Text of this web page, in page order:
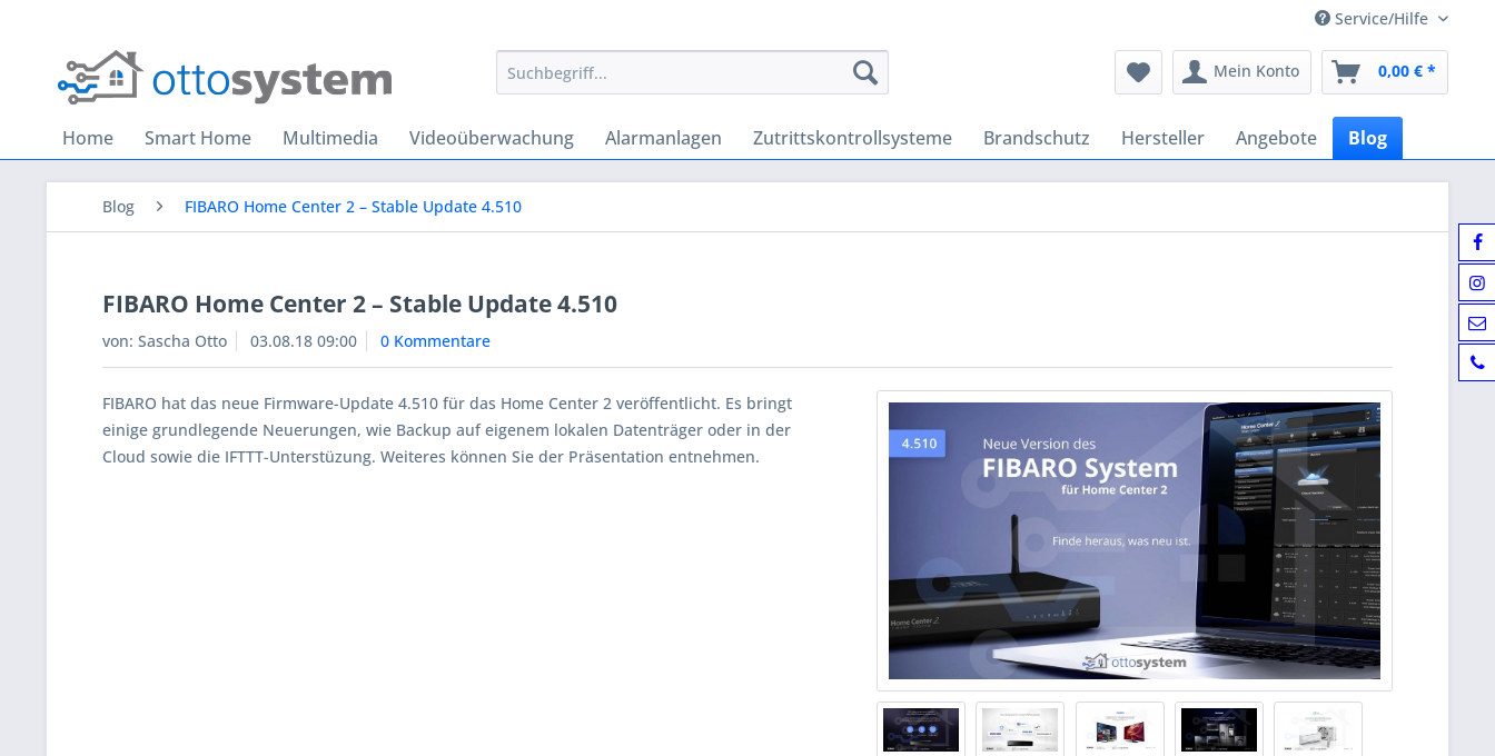
Service/Hilfe
Mein Konto 0,00 € *
Home Smart Home Multimedia Videoüberwachung Alarmanlagen Zutrittskontrollsysteme Brandschutz Hersteller Angebote Blog
Blog FIBARO Home Center 2 – Stable Update 4.510
FIBARO Home Center 2 – Stable Update 4.510
von: Sascha Otto 03.08.18 09:00 0 Kommentare
FIBARO hat das neue Firmware-Update 4.510 für das Home Center 2 veröffentlicht. Es bringt
einige grundlegende Neuerungen, wie Backup auf eigenem lokalen Datenträger oder in der
Cloud sowie die IFTTT-Unterstüzung. Weiteres können Sie der Präsentation entnehmen.